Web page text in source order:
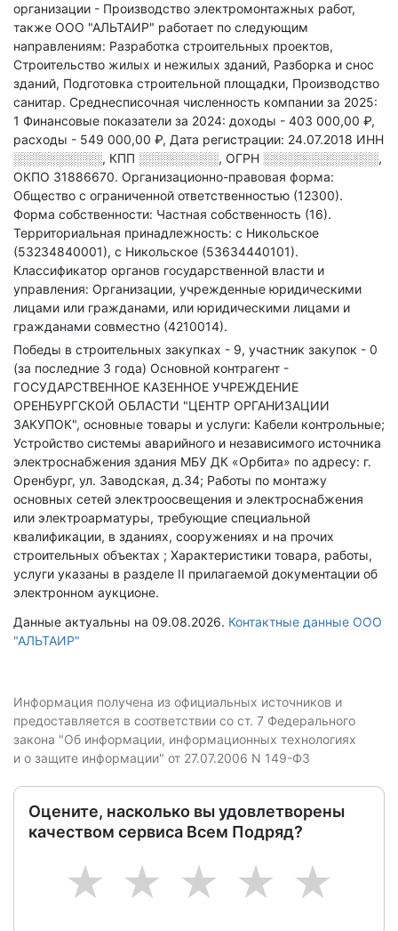
организации - Производство электромонтажных работ,
также ООО "АЛЬТАИР" работает по следующим
направлениям: Разработка строительных проектов,
Строительство жилых и нежилых зданий, Разборка и снос
зданий, Подготовка строительной площадки, Производство
санитар. Среднесписочная численность компании за 2025:
1 Финансовые показатели за 2024: доходы - 403 000,00 ₽,
расходы - 549 000,00 ₽, Дата регистрации: 24.07.2018 ИНН
░░░░░░░░░░, КПП ░░░░░░░░░, ОГРН ░░░░░░░░░░░░░,
ОКПО 31886670. Организационно-правовая форма:
Общество с ограниченной ответственностью (12300).
Форма собственности: Частная собственность (16).
Территориальная принадлежность: с Никольское
(53234840001), с Никольское (53634440101).
Классификатор органов государственной власти и
управления: Организации, учрежденные юридическими
лицами или гражданами, или юридическими лицами и
гражданами совместно (4210014).
Победы в строительных закупках - 9, участник закупок - 0
(за последние 3 года) Основной контрагент -
ГОСУДАРСТВЕННОЕ КАЗЕННОЕ УЧРЕЖДЕНИЕ
ОРЕНБУРГСКОЙ ОБЛАСТИ "ЦЕНТР ОРГАНИЗАЦИИ
ЗАКУПОК", основные товары и услуги: Кабели контрольные;
Устройство системы аварийного и независимого источника
электроснабжения здания МБУ ДК «Орбита» по адресу: г.
Оренбург, ул. Заводская, д.34; Работы по монтажу
основных сетей электроосвещения и электроснабжения
или электроарматуры, требующие специальной
квалификации, в зданиях, сооружениях и на прочих
строительных объектах ; Характеристики товара, работы,
услуги указаны в разделе II прилагаемой документации об
электронном аукционе.
Данные актуальны на 09.08.2026. Контактные данные ООО
"АЛЬТАИР"
Информация получена из официальных источников и
предоставляется в соответствии со ст. 7 Федерального
закона "Об информации, информационных технологиях
и о защите информации" от 27.07.2006 N 149-ФЗ
Оцените, насколько вы удовлетворены
качеством сервиса Всем Подряд?
5
4
3
2
1